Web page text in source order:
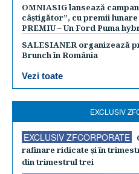
OMNIASIG lansează
câștigător”, cu premii
PREMIU – Un Ford Puma
SALESIANER organizează
Brunch în România
Vezi toate
EXCLUSIV
EXCLUSIV ZFCORPORATE
rafinare ridicate şi în
din trimestrul trei